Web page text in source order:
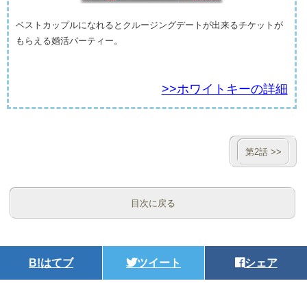
ベストカップルになれるとクルージングデートが出来るチケットが
もらえる婚活パーティー。
>>ホワイトキーの詳細
第2話 >>
目次に戻る
B!はてブ ツイート シェア